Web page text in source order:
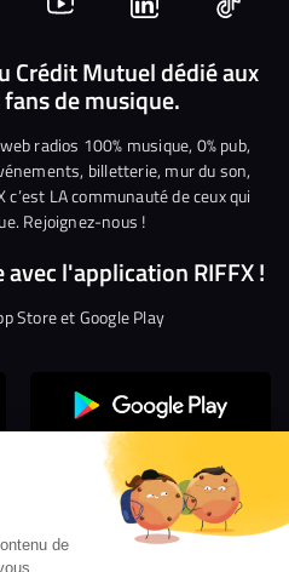
de
Nous
rejoindre
sur
YouTube
Nous
rejoindre
sur
Linkedin
Nous
Crédit Mutuel dédié aux
de musique.
radios 100% musique, 0% pub,
billetterie, mur du son,
LA communauté de ceux qui
Rejoignez-nous !
l'application RIFFX !
Store et Google Play
Gestion des cookies